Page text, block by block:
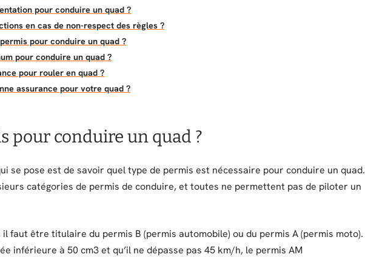
pour conduire un quad ?
en cas de non-respect des règles ?
pour conduire un quad ?
pour conduire un quad ?
pour rouler en quad ?
assurance pour votre quad ?
pour conduire un quad ?
se pose est de savoir quel type de permis est nécessaire pour conduire un quad.
catégories de permis de conduire, et toutes ne permettent pas de piloter un
faut être titulaire du permis B (permis automobile) ou du permis A (permis moto).
inférieure à 50 cm3 et qu’il ne dépasse pas 45 km/h, le permis AM